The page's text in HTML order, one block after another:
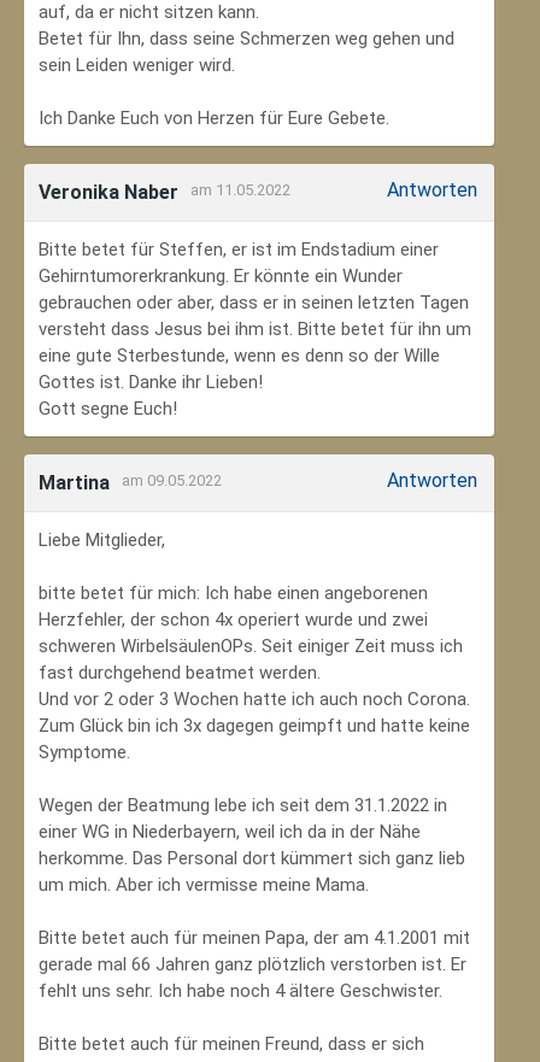
auf, da er nicht sitzen kann.
Betet für Ihn, dass seine Schmerzen weg gehen und
sein Leiden weniger wird.
Ich Danke Euch von Herzen für Eure Gebete.
Veronika Naber am 11.05.2022 Antworten
Bitte betet für Steffen, er ist im Endstadium einer
Gehirntumorerkrankung. Er könnte ein Wunder
gebrauchen oder aber, dass er in seinen letzten Tagen
versteht dass Jesus bei ihm ist. Bitte betet für ihn um
eine gute Sterbestunde, wenn es denn so der Wille
Gottes ist. Danke ihr Lieben!
Gott segne Euch!
Martina am 09.05.2022 Antworten
Liebe Mitglieder,
bitte betet für mich: Ich habe einen angeborenen
Herzfehler, der schon 4x operiert wurde und zwei
schweren WirbelsäulenOPs. Seit einiger Zeit muss ich
fast durchgehend beatmet werden.
Und vor 2 oder 3 Wochen hatte ich auch noch Corona.
Zum Glück bin ich 3x dagegen geimpft und hatte keine
Symptome.
Wegen der Beatmung lebe ich seit dem 31.1.2022 in
einer WG in Niederbayern, weil ich da in der Nähe
herkomme. Das Personal dort kümmert sich ganz lieb
um mich. Aber ich vermisse meine Mama.
Bitte betet auch für meinen Papa, der am 4.1.2001 mit
gerade mal 66 Jahren ganz plötzlich verstorben ist. Er
fehlt uns sehr. Ich habe noch 4 ältere Geschwister.
Bitte betet auch für meinen Freund, dass er sich